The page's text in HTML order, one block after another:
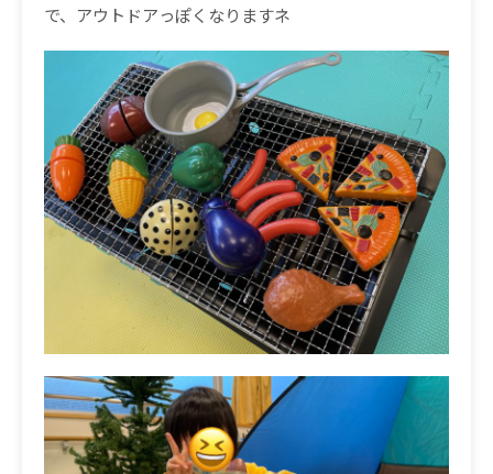
で、アウトドアっぽくなりますネ